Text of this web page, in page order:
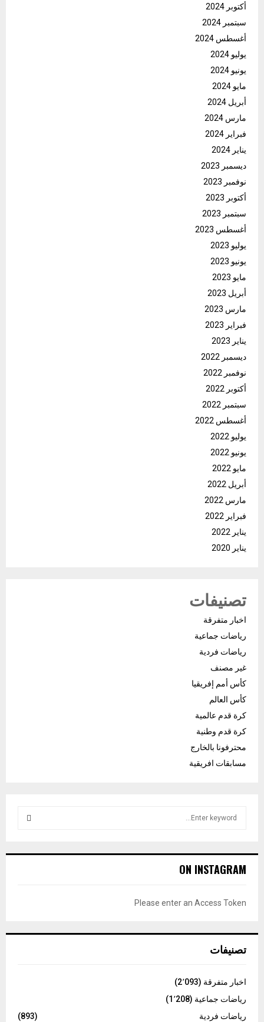
أكتوبر 2024
سبتمبر 2024
أغسطس 2024
يوليو 2024
يونيو 2024
مايو 2024
أبريل 2024
مارس 2024
فبراير 2024
يناير 2024
ديسمبر 2023
نوفمبر 2023
أكتوبر 2023
سبتمبر 2023
أغسطس 2023
يوليو 2023
يونيو 2023
مايو 2023
أبريل 2023
مارس 2023
فبراير 2023
يناير 2023
ديسمبر 2022
نوفمبر 2022
أكتوبر 2022
سبتمبر 2022
أغسطس 2022
يوليو 2022
يونيو 2022
مايو 2022
أبريل 2022
مارس 2022
فبراير 2022
يناير 2022
يناير 2020
تصنيفات
اخبار متفرقة
رياضات جماعية
رياضات فردية
غير مصنف
كأس أمم إفريقيا
كأس العالم
كرة قدم عالمية
كرة قدم وطنية
محترفونا بالخارج
مسابقات افريقية
h
C
ON INSTAGRAM
Please enter an Access Token
تصنيفات
اخبار متفرقة (2٬093)
رياضات جماعية (1٬208)
رياضات فردية
(893)